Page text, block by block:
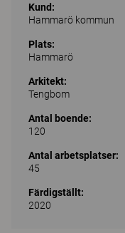
Kund:
Hammarö kommun
Plats:
Hammarö
Arkitekt:
Tengbom
Antal boende:
120
Antal arbetsplatser:
45
Färdigställt:
2020